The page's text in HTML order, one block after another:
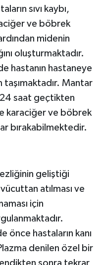
sıvı kaybı,
ve böbrek
midenin
oluşturmaktadır.
hastanın hastaneye
Mantar
saat geçtikten
karaciğer ve böbrek
bırakabilmektedir.
geliştiği
atılması ve
için
hastaların kanı
denilen özel bir
sonra tekrar